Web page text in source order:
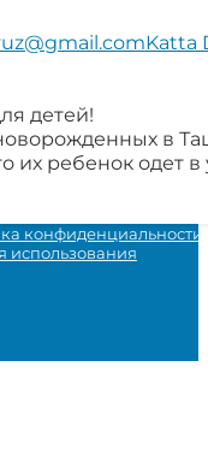
Katta
детей!
в
их ребенок одет
конфиденциальности
использования